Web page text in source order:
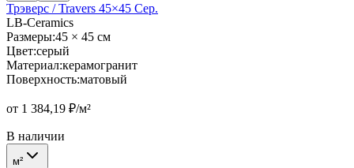
Трэверс / Travers 45×45 Сер.
LB-Ceramics
Размеры:45 × 45 см
Цвет:серый
Материал:керамогранит
Поверхность:матовый
от 1 384,19 ₽/м²
В наличии
м²